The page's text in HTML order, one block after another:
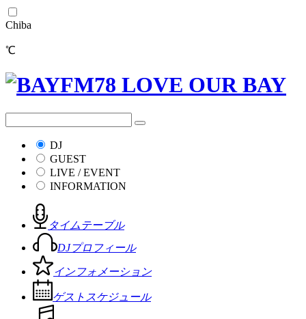
Chiba
℃
DJ
GUEST
LIVE / EVENT
INFORMATION
タイムテーブル
DJプロフィール
インフォメーション
ゲストスケジュール